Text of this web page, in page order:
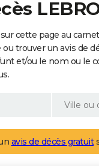
cette page au
trouver un avis de
et/ou le nom ou le
avis de décès gratuit